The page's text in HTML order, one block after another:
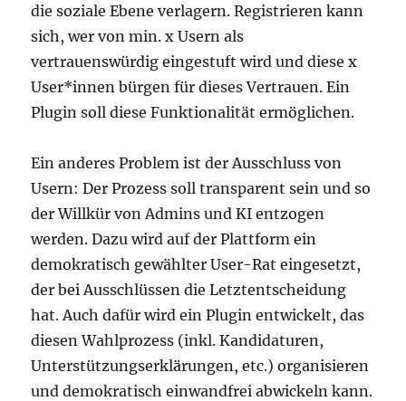
die soziale Ebene verlagern. Registrieren kann
sich, wer von min. x Usern als
vertrauenswürdig eingestuft wird und diese x
User*innen bürgen für dieses Vertrauen. Ein
Plugin soll diese Funktionalität ermöglichen.
Ein anderes Problem ist der Ausschluss von
Usern: Der Prozess soll transparent sein und so
der Willkür von Admins und KI entzogen
werden. Dazu wird auf der Plattform ein
demokratisch gewählter User-Rat eingesetzt,
der bei Ausschlüssen die Letztentscheidung
hat. Auch dafür wird ein Plugin entwickelt, das
diesen Wahlprozess (inkl. Kandidaturen,
Unterstützungserklärungen, etc.) organisieren
und demokratisch einwandfrei abwickeln kann.